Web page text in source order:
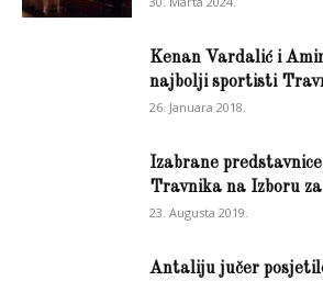
Kenan Vardalić i
najbolji sportisti
26. Januara 2018.
Izabrane
Travnika na Izboru
23. Augusta 2019.
Antaliju jučer